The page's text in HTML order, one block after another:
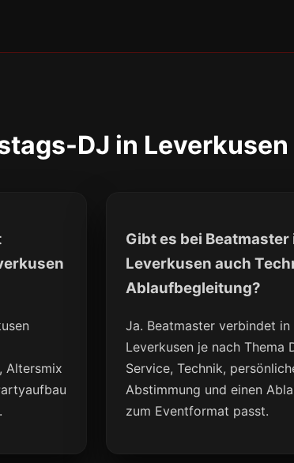
DJ in Leverkusen
Altersmix
Gibt es bei Beatmaster
Leverkusen auch
Ablaufbegleitung?
Ja. Beatmaster verbindet in
Leverkusen je nach Thema
Service, Technik,
Abstimmung und einen
zum Eventformat passt.